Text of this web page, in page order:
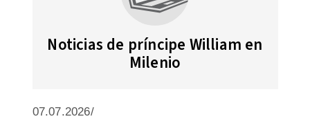
Noticias de príncipe William en
Milenio
07.07.2026/